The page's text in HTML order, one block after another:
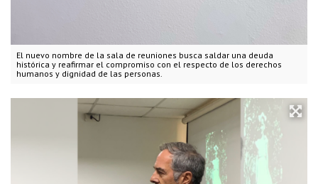
El nuevo nombre de la sala de reuniones busca saldar una deuda
histórica y reafirmar el compromiso con el respecto de los derechos
humanos y dignidad de las personas.